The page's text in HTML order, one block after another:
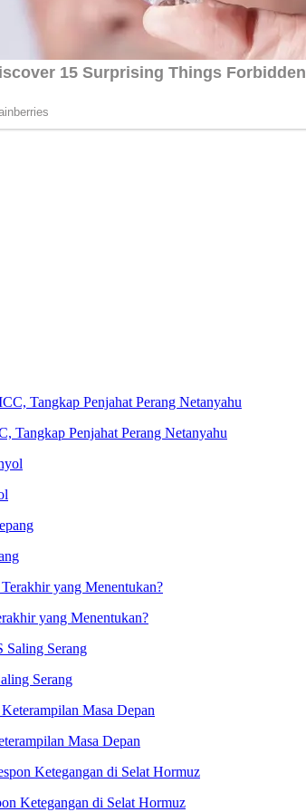
Tangkap Penjahat Perang Netanyahu
yang Menentukan?
Serang
Masa Depan
Ketegangan di Selat Hormuz